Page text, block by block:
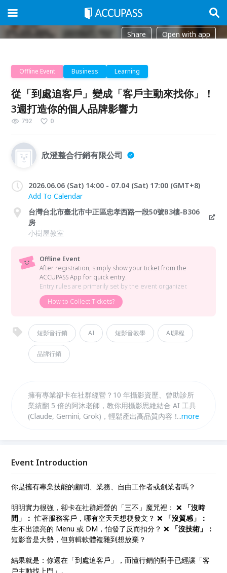
Share Open with app
Offline Event Business Learning
從「到處追客戶」變成「客戶主動來找你」！
3週打造你的個人品牌影響力
792 0
欣澄整合行銷有限公司
2026.06.06 (Sat) 14:00 - 07.04 (Sat) 17:00 (GMT+8)
Add To Calendar
台灣台北市臺北市中正區忠孝西路一段50號B3樓-B306
房
小樹屋教室
Offline Event
After registration, simply show your ticket from the
ACCUPASS App for quick entry.
Entry rules are primarily set by the event organizer.
How to Collect Tickets?
短影音行銷 AI 短影音教學 AI課程
品牌行銷
擁有專業卻卡在社群經營？10 年攝影資歷、曾助診所
業績翻 5 倍的阿沐老師，教你用攝影思維結合 AI 工具
(Claude, Gemini, Grok)，輕鬆產出高品質內容！ 🎯 課
鐘完稿。 立即報名，讓 AI 成為你的最強業務，讓客戶
...more
Event Introduction
你是擁有專業技能的顧問、業務、自由工作者或創業者嗎？
明明實力很強，卻卡在社群經營的「三不」魔咒裡： ❌
「沒時
間」： 忙著服務客戶，哪有空天天想梗發文？ ❌
「沒質感」：
生不出漂亮的 Menu 或 DM，怕發了反而扣分？ ❌
「沒技術」：
短影音是大勢，但剪輯軟體複雜到想放棄？
結果就是：你還在「到處追客戶」，而懂行銷的對手已經讓「客
戶主動找上門」。